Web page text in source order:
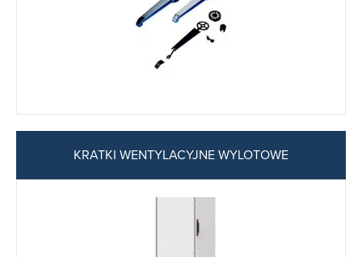
KRATKI WENTYLACYJNE WYLOTOWE